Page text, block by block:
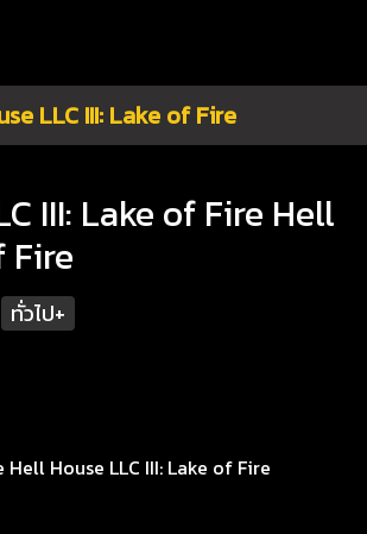
LLC III: Lake of Fire
III: Lake of Fire Hell
Fire
ทั่วไป+
Hell House LLC III: Lake of Fire